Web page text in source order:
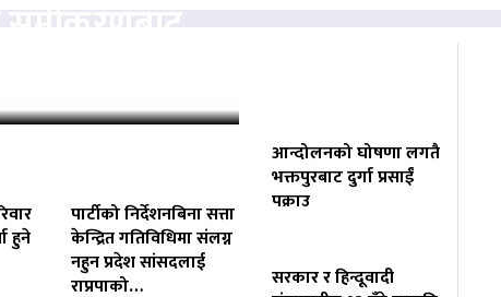
प्रयासमा
हुने
पार्टीको निर्देशनबिना सत्ता
केन्द्रित गतिविधिमा संलग्न
नहुन प्रदेश सांसदलाई
राप्रपाको…
आन्दोलनको घोषणा लगतै
भक्तपुरबाट दुर्गा प्रसाईं
पक्राउ
सरकार र हिन्दूवादी